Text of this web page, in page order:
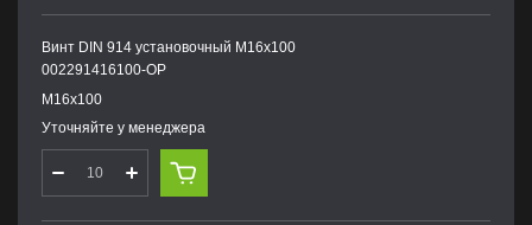
Винт DIN 914 установочный М16х100
002291416100-OP
М16х100
Уточняйте у менеджера